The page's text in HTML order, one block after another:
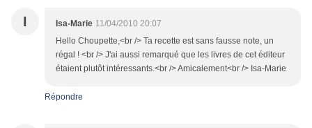
I Isa-Marie 11/04/2010 20:07
Hello Choupette,<br /> Ta recette est sans fausse note, un
régal ! <br /> J'ai aussi remarqué que les livres de cet éditeur
étaient plutôt intéressants.<br /> Amicalement<br /> Isa-Marie
Répondre